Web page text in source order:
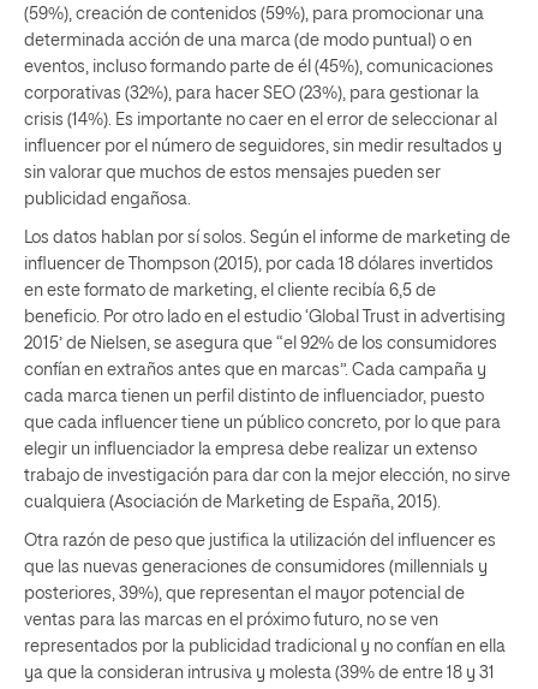
(59%), creación de contenidos (59%), para promocionar una
determinada acción de una marca (de modo puntual) o en
eventos, incluso formando parte de él (45%), comunicaciones
corporativas (32%), para hacer SEO (23%), para gestionar la
crisis (14%). Es importante no caer en el error de seleccionar al
influencer por el número de seguidores, sin medir resultados y
sin valorar que muchos de estos mensajes pueden ser
publicidad engañosa.
Los datos hablan por sí solos. Según el informe de marketing de
influencer de Thompson (2015), por cada 18 dólares invertidos
en este formato de marketing, el cliente recibía 6,5 de
beneficio. Por otro lado en el estudio ‘Global Trust in advertising
2015’ de Nielsen, se asegura que “el 92% de los consumidores
confían en extraños antes que en marcas”. Cada campaña y
cada marca tienen un perfil distinto de influenciador, puesto
que cada influencer tiene un público concreto, por lo que para
elegir un influenciador la empresa debe realizar un extenso
trabajo de investigación para dar con la mejor elección, no sirve
cualquiera (Asociación de Marketing de España, 2015).
Otra razón de peso que justifica la utilización del influencer es
que las nuevas generaciones de consumidores (millennials y
posteriores, 39%), que representan el mayor potencial de
ventas para las marcas en el próximo futuro, no se ven
representados por la publicidad tradicional y no confían en ella
ya que la consideran intrusiva y molesta (39% de entre 18 y 31